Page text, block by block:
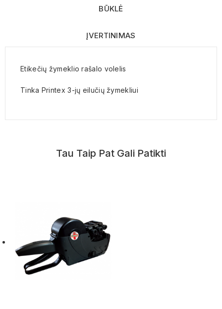
BŪKLĖ
ĮVERTINIMAS
Etikečių žymeklio rašalo volelis
Tinka Printex 3-jų eilučių žymekliui
Tau Taip Pat Gali Patikti